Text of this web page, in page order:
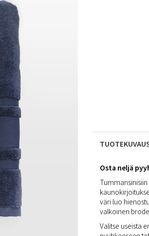
Osta neljä
väri luo
valkoinen
Valitse useista